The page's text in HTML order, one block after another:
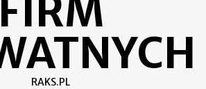
FIRM
RAKS.PL